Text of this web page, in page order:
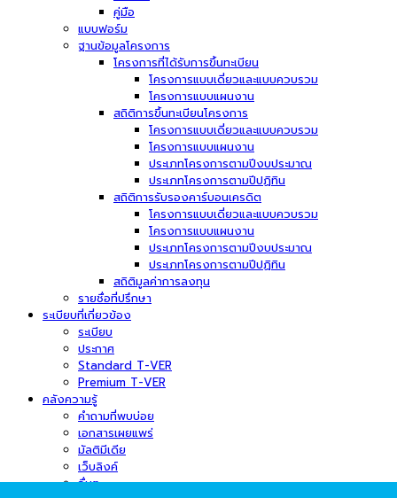
คู่มือ
แบบฟอร์ม
ฐานข้อมูลโครงการ
โครงการที่ได้รับการขึ้นทะเบียน
โครงการแบบเดี่ยวและแบบควบรวม
โครงการแบบแผนงาน
สถิติการขึ้นทะเบียนโครงการ
โครงการแบบเดี่ยวและแบบควบรวม
โครงการแบบแผนงาน
ประเภทโครงการตามปีงบประมาณ
ประเภทโครงการตามปีปฏิทิน
สถิติการรับรองคาร์บอนเครดิต
โครงการแบบเดี่ยวและแบบควบรวม
โครงการแบบแผนงาน
ประเภทโครงการตามปีงบประมาณ
ประเภทโครงการตามปีปฏิทิน
สถิติมูลค่าการลงทุน
รายชื่อที่ปรึกษา
ระเบียบที่เกี่ยวข้อง
ระเบียบ
ประกาศ
Standard T-VER
Premium T-VER
คลังความรู้
คำถามที่พบบ่อย
เอกสารเผยแพร่
มัลติมีเดีย
เว็บลิงค์
อื่นๆ